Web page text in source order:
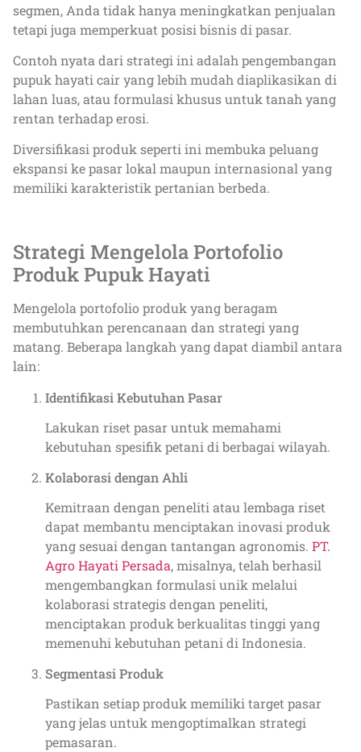
segmen, Anda tidak hanya meningkatkan penjualan
tetapi juga memperkuat posisi bisnis di pasar.
Contoh nyata dari strategi ini adalah pengembangan
pupuk hayati cair yang lebih mudah diaplikasikan di
lahan luas, atau formulasi khusus untuk tanah yang
rentan terhadap erosi.
Diversifikasi produk seperti ini membuka peluang
ekspansi ke pasar lokal maupun internasional yang
memiliki karakteristik pertanian berbeda.
Strategi Mengelola Portofolio
Produk Pupuk Hayati
Mengelola portofolio produk yang beragam
membutuhkan perencanaan dan strategi yang
matang. Beberapa langkah yang dapat diambil antara
lain:
Identifikasi Kebutuhan Pasar
Lakukan riset pasar untuk memahami
kebutuhan spesifik petani di berbagai wilayah.
Kolaborasi dengan Ahli
Kemitraan dengan peneliti atau lembaga riset
dapat membantu menciptakan inovasi produk
yang sesuai dengan tantangan agronomis. PT.
Agro Hayati Persada, misalnya, telah berhasil
mengembangkan formulasi unik melalui
kolaborasi strategis dengan peneliti,
menciptakan produk berkualitas tinggi yang
memenuhi kebutuhan petani di Indonesia.
Segmentasi Produk
Pastikan setiap produk memiliki target pasar
yang jelas untuk mengoptimalkan strategi
pemasaran.